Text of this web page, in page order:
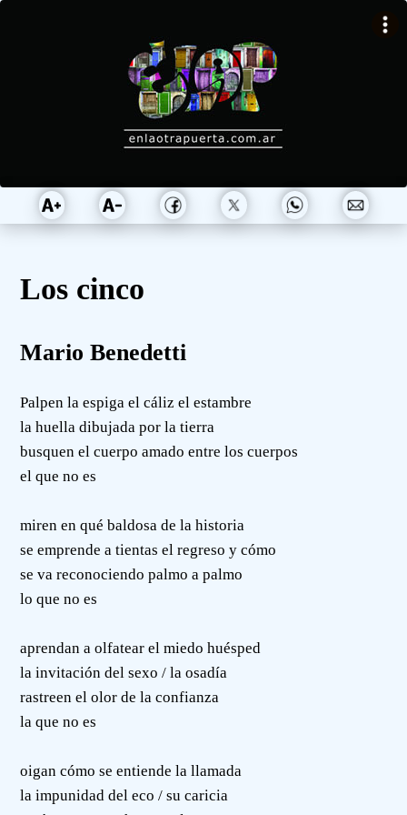
Los cinco
Mario Benedetti
Palpen la espiga el cáliz el estambre
la huella dibujada por la tierra
busquen el cuerpo amado entre los cuerpos
el que no es
miren en qué baldosa de la historia
se emprende a tientas el regreso y cómo
se va reconociendo palmo a palmo
lo que no es
aprendan a olfatear el miedo huésped
la invitación del sexo / la osadía
rastreen el olor de la confianza
la que no es
oigan cómo se entiende la llamada
la impunidad del eco / su caricia